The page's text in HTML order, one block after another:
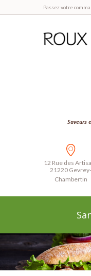
Passez votre
Saveurs
12 Rue des
21220 Gevrey-
Chambertin